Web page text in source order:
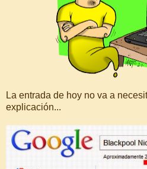
La entrada de hoy no va a
explicación...